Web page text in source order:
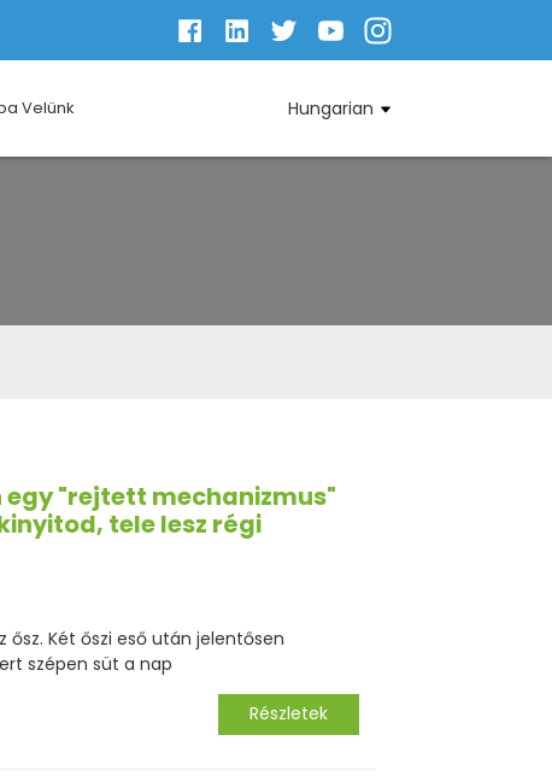
Velünk Hungarian
egy "rejtett mechanizmus"
tele lesz régi
Két őszi eső után jelentősen
szépen süt a nap
Részletek